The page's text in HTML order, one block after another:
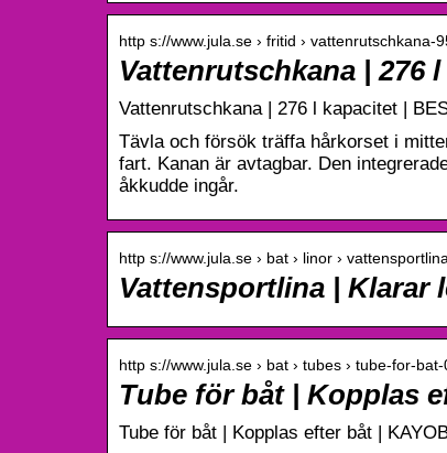
http s://www.jula.se › fritid › vattenrutschkana-
Vattenrutschkana | 276
Vattenrutschkana | 276 l kapacitet |
Tävla och försök träffa hårkorset i
fart. Kanan är avtagbar. Den
åkkudde ingår.
http s://www.jula.se › bat › linor ›
Vattensportlina | Klarar
http s://www.jula.se › bat › tubes › tube-for-bat-
Tube för båt | Kopplas
Tube för båt | Kopplas efter båt |